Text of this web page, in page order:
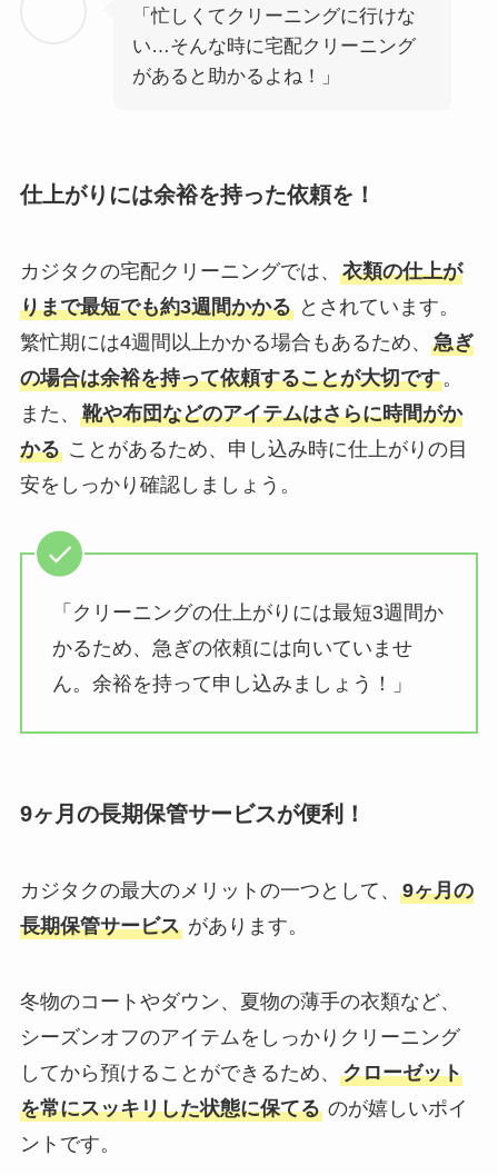
「忙しくてクリーニングに行けな
い…そんな時に宅配クリーニング
があると助かるよね！」
仕上がりには余裕を持った依頼を！
カジタクの宅配クリーニングでは、 衣類の仕上が
りまで最短でも約3週間かかるとされています。
繁忙期には4週間以上かかる場合もあるため、 急ぎ
の場合は余裕を持って依頼することが大切です。
また、 靴や布団などのアイテムはさらに時間がか
かることがあるため、申し込み時に仕上がりの目
安をしっかり確認しましょう。
「クリーニングの仕上がりには最短3週間か
かるため、急ぎの依頼には向いていませ
ん。余裕を持って申し込みましょう！」
9ヶ月の長期保管サービスが便利！
カジタクの最大のメリットの一つとして、 9ヶ月の
長期保管サービスがあります。
冬物のコートやダウン、夏物の薄手の衣類など、
シーズンオフのアイテムをしっかりクリーニング
してから預けることができるため、 クローゼット
を常にスッキリした状態に保てるのが嬉しいポイ
ントです。